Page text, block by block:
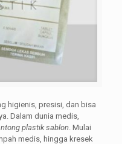
higienis, presisi, dan bisa
Dalam dunia medis,
plastik sablon. Mulai
medis, hingga kresek